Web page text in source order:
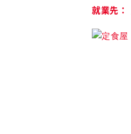
就業先